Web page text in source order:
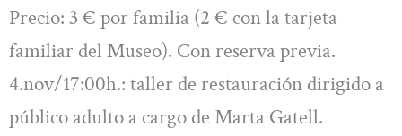
Precio: 3 € por familia (2 € con la tarjeta
familiar del Museo). Con reserva previa.
4.nov/17:00h.: taller de restauración dirigido a
público adulto a cargo de Marta Gatell.